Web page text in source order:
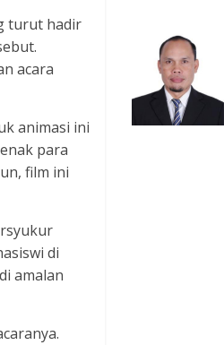
turut hadir
acara
animasi ini
para
film ini
di
amalan